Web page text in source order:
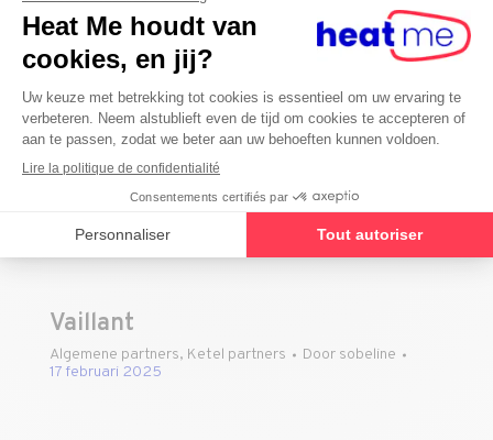
sobeline
17 februari 2025
Vaillant
Algemene partners, Ketel partners Door sobeline
17 februari 2025